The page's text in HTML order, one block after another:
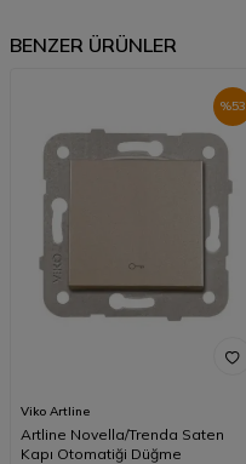
BENZER ÜRÜNLER
%53
Viko Artline
Artline Novella/Trenda Saten
Kapı Otomatiği Düğme